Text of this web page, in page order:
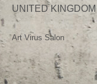
UNITED KINGDOM
Art Virus Salon